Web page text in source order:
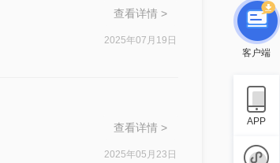
查看详情 >
2025年07月19日
查看详情 >
2025年05月23日
客户端
APP